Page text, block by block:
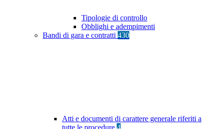
Tipologie di controllo
Obblighi e adempimenti
Bandi di gara e contratti 430
Atti e documenti di carattere generale riferiti a